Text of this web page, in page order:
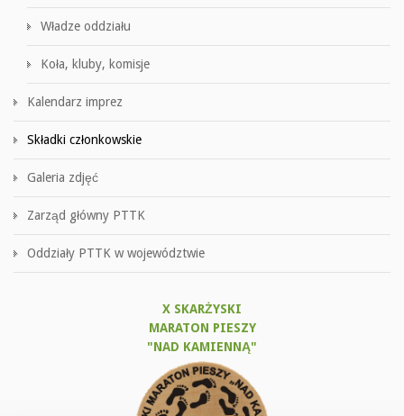
Władze oddziału
Koła, kluby, komisje
Kalendarz imprez
Składki członkowskie
Galeria zdjęć
Zarząd główny PTTK
Oddziały PTTK w województwie
X SKARŻYSKI
MARATON PIESZY
"NAD KAMIENNĄ"